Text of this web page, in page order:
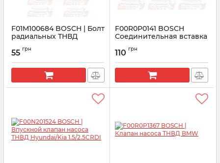
F01M100684 BOSCH | Болт
радиальных ТНВД
Артикул:
55 грн
F00R0P0141 BOSCH
Соединительная вставка
Артикул:
110 грн